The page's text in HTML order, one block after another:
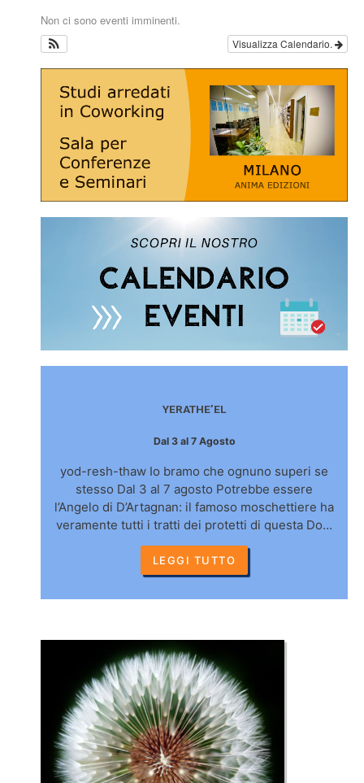
Non ci sono eventi imminenti.
Visualizza Calendario.
YERATHE’EL
Dal 3 al 7 Agosto
yod-resh-thaw Io bramo che ognuno superi se
stesso Dal 3 al 7 agosto Potrebbe essere
l’Angelo di D’Artagnan: il famoso moschettiere ha
veramente tutti i tratti dei protetti di questa Do…
LEGGI TUTTO